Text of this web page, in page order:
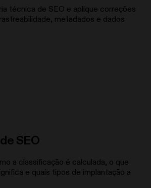
técnica de SEO e aplique correções
metadados e dados
SEO
a classificação é calculada, o que
e quais tipos de implantação a